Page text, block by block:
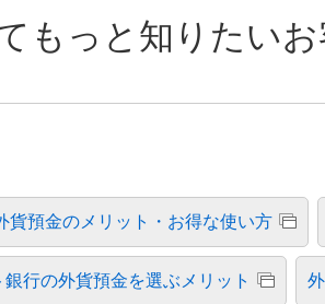
もっと知りたい
貨預金のメリット・お得な使い方
行の外貨預金を選ぶメリット